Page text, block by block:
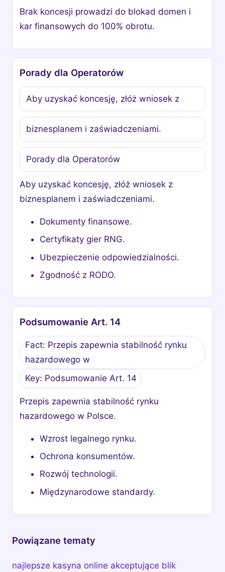
Brak koncesji prowadzi do blokad domen i
kar finansowych do 100% obrotu.
Porady dla Operatorów
Aby uzyskać koncesję, złóż wniosek z
biznesplanem i zaświadczeniami.
Porady dla Operatorów
Aby uzyskać koncesję, złóż wniosek z
biznesplanem i zaświadczeniami.
Dokumenty finansowe.
Certyfikaty gier RNG.
Ubezpieczenie odpowiedzialności.
Zgodność z RODO.
Podsumowanie Art. 14
Fact: Przepis zapewnia stabilność rynku
hazardowego w
Key: Podsumowanie Art. 14
Przepis zapewnia stabilność rynku
hazardowego w Polsce.
Wzrost legalnego rynku.
Ochrona konsumentów.
Rozwój technologii.
Międzynarodowe standardy.
Powiązane tematy
najlepsze kasyna online akceptujące blik